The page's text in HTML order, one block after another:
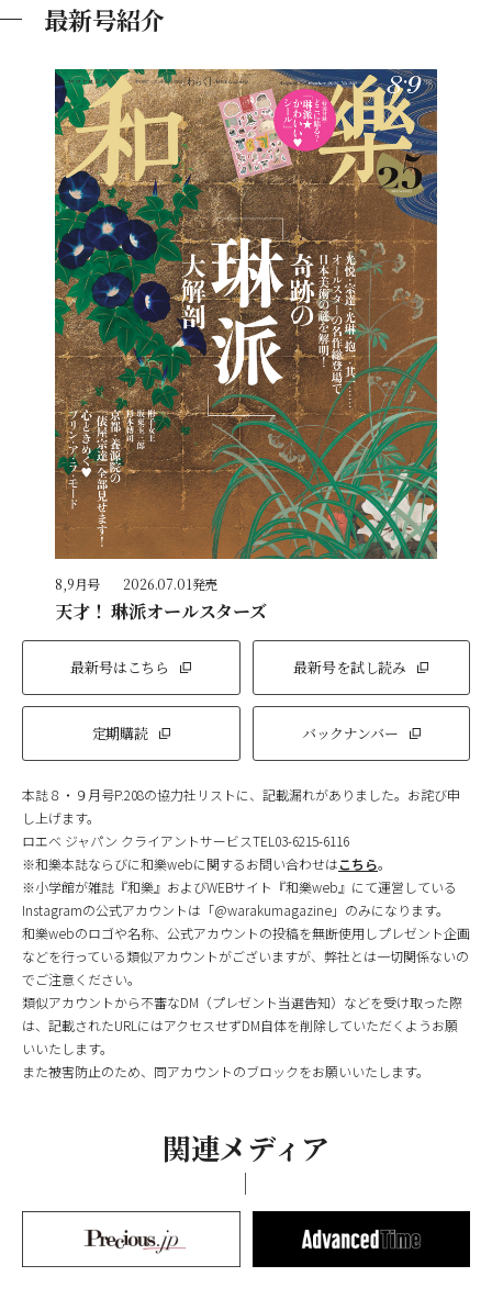
最新号紹介
8,9月号 2026.07.01発売
天才！ 琳派オールスターズ
最新号はこちら 最新号を試し読み
定期購読 バックナンバー
本誌８・９月号P.208の協力社リストに、記載漏れがありました。お詫び申
し上げます。
ロエベ ジャパン クライアントサービスTEL03-6215-6116
※和樂本誌ならびに和樂webに関するお問い合わせはこちら。
※小学館が雑誌『和樂』およびWEBサイト『和樂web』にて運営している
Instagramの公式アカウントは「@warakumagazine」のみになります。
和樂webのロゴや名称、公式アカウントの投稿を無断使用しプレゼント企画
などを行っている類似アカウントがございますが、弊社とは一切関係ないの
でご注意ください。
類似アカウントから不審なDM（プレゼント当選告知）などを受け取った際
は、記載されたURLにはアクセスせずDM自体を削除していただくようお願
いいたします。
また被害防止のため、同アカウントのブロックをお願いいたします。
関連メディア